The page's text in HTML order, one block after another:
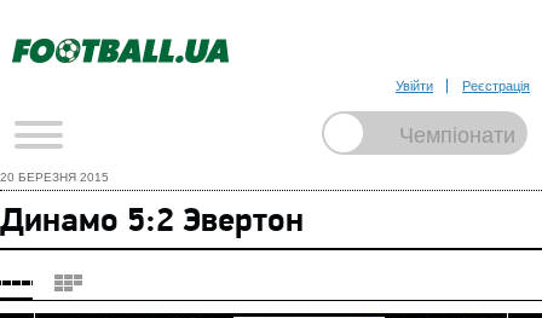
Увійти Реєстрація
20 БЕРЕЗНЯ 2015
Динамо 5:2 Эвертон